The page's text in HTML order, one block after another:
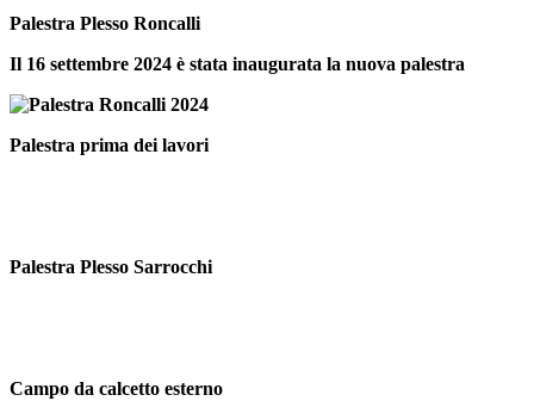
Palestra Plesso Roncalli
Il 16 settembre 2024 è stata inaugurata la nuova palestra
Palestra prima dei lavori
Palestra Plesso Sarrocchi
Campo da calcetto esterno